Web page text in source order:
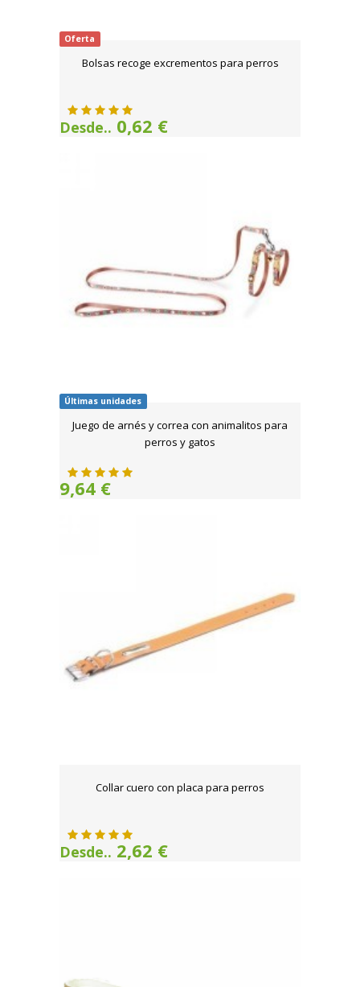
Oferta
Bolsas recoge excrementos para perros
Desde.. 0,62 €
Últimas unidades
Juego de arnés y correa con animalitos para
perros y gatos
9,64 €
Collar cuero con placa para perros
Desde.. 2,62 €